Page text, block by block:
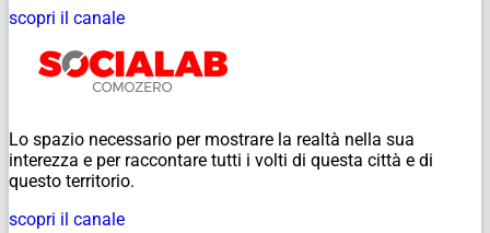
scopri il canale
Lo spazio necessario per mostrare la realtà nella sua
interezza e per raccontare tutti i volti di questa città e di
questo territorio.
scopri il canale